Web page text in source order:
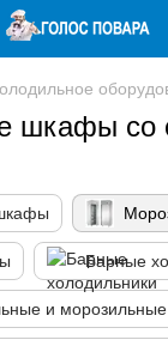
шкафы со
Барные
и морозильные